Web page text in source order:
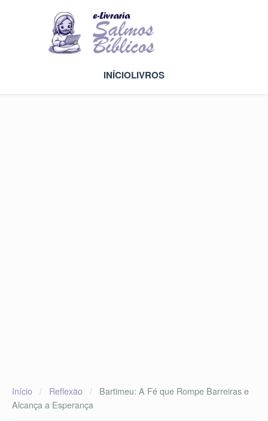
INÍCIOLIVROS
Início / Reflexão /
Bartimeu: A Fé que Rompe Barreiras e
Alcança a Esperança